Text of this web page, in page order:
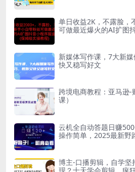
单日收益2K，不露脸，
可做最近爆火的AI扩图
新媒体写作课，7大新
快又稳写好文
跨境电商教程：亚马逊
课）
云机全自动答题日赚
操作简单，2025最新野
博主-口播剪辑，自学